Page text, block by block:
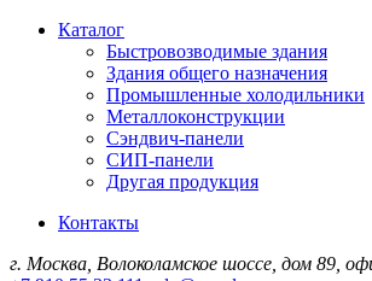
Каталог
Быстровозводимые здания
Здания общего назначения
Промышленные холодильники
Металлоконструкции
Сэндвич-панели
СИП-панели
Другая продукция
Контакты
г. Москва, Волоколамское шоссе, дом 89,